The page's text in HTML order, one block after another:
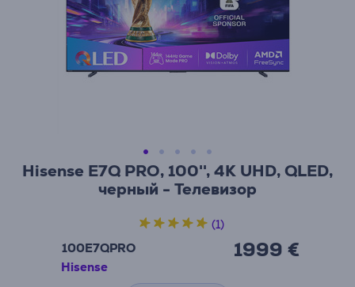
Hisense E7Q PRO, 100'', 4K UHD, QLED,
черный - Телевизор
100E7QPRO
Hisense
1999 €
(1)